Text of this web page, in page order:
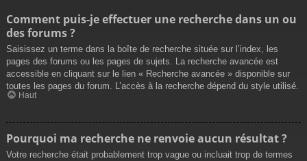
Comment puis-je effectuer une recherche dans un ou
des forums ?
Saisissez un terme dans la boîte de recherche située sur l’index, les
pages des forums ou les pages de sujets. La recherche avancée est
accessible en cliquant sur le lien « Recherche avancée » disponible sur
toutes les pages du forum. L’accès à la recherche dépend du style utilisé.
Haut
Pourquoi ma recherche ne renvoie aucun résultat ?
Votre recherche était probablement trop vague ou incluait trop de termes